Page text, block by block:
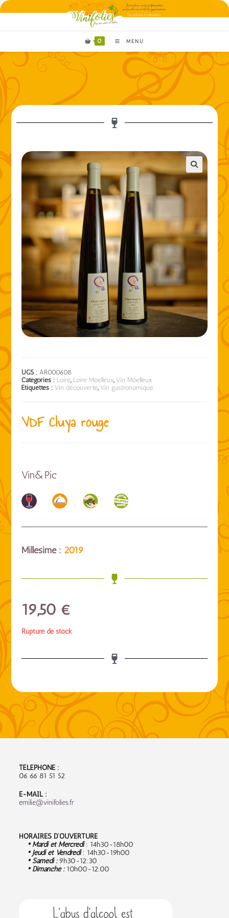
0 MENU
UGS : AR000608
Catégories : Loire, Loire Moelleux, Vin Moelleux
Étiquettes : Vin découverte, Vin gastronomique
VDF Cluya rouge
Vin&Pic
Millésime : 2019
19,50 €
Rupture de stock
TÉLÉPHONE :
06 66 81 51 52
E-MAIL :
emilie@vinifolies.fr
HORAIRES D’OUVERTURE
• Mardi et Mercredi: 14h30-18h00
• Jeudi et Vendredi: 14h30-19h00
• Samedi :9h30-12:30
• Dimanche :10h00-12:00